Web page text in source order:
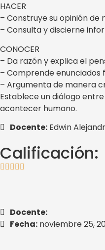
HACER
– Construye su opinión
– Consulta y discierne
CONOCER
– Da razón y explica el
– Comprende enunciados
– Argumenta de manera
Establece un diálogo
acontecer humano.
Docente: Edwin
Calificación:
Docente:
Fecha: noviembre 25,